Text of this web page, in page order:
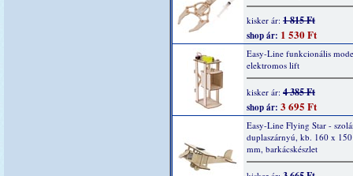
kisker ár: 1 815 Ft
shop ár: 1 530 Ft
Easy-Line funkcionális
elektromos lift
kisker ár: 4 385 Ft
shop ár: 3 695 Ft
Easy-Line Flying Star -
duplaszárnyú, kb. 160 x
mm, barkácskészlet